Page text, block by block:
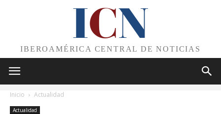
ICN
IBEROAMÉRICA CENTRAL DE NOTICIAS
Inicio Actualidad
Actualidad